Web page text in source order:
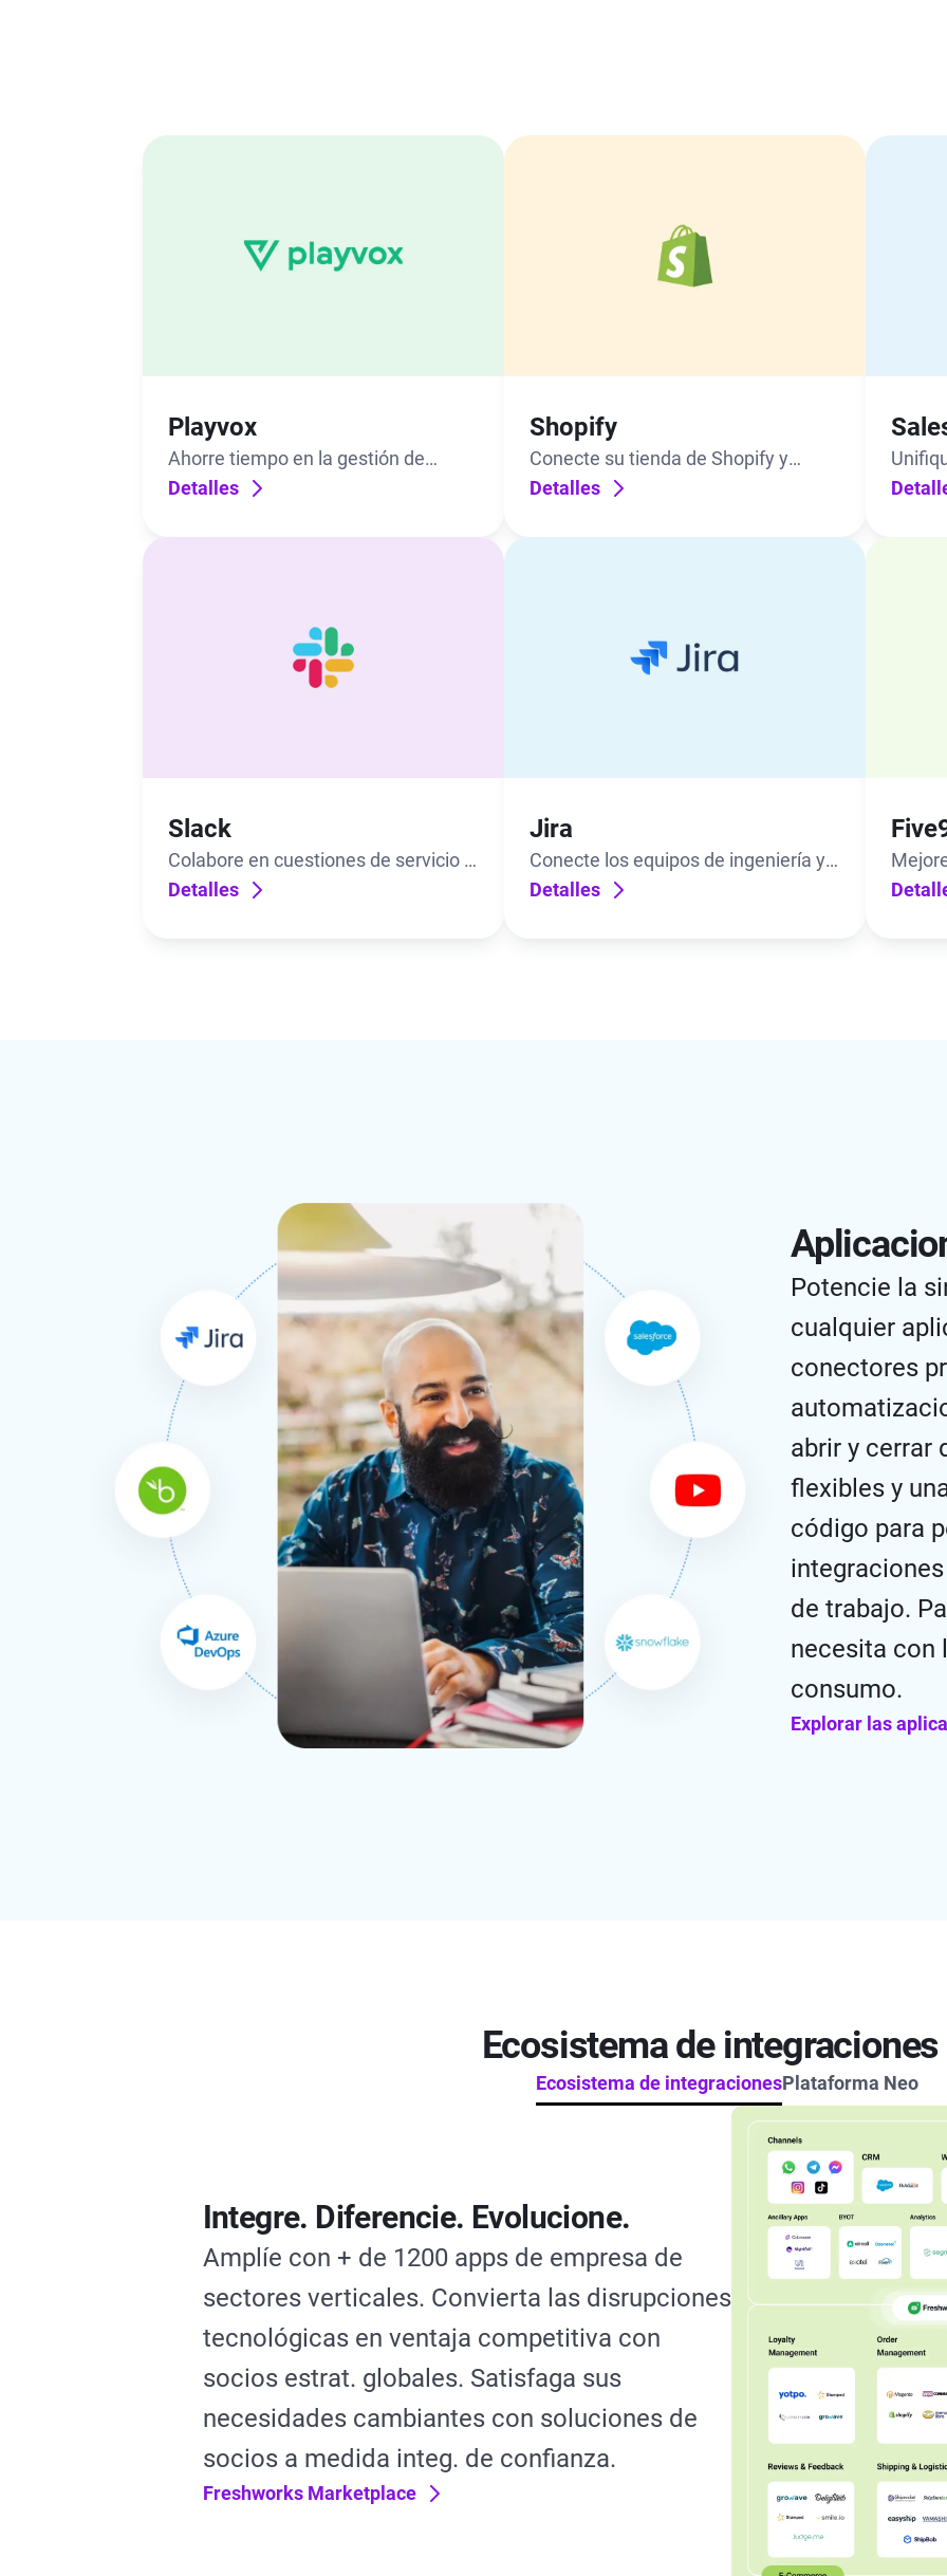
Playvox
Ahorre tiempo en la gestión de
equipos con Playvox integrado a su
Detalles
Shopify
Conecte su tienda de Shopify y
comuníquese con los clientes desde
Detalles
Slack
Colabore en cuestiones de servicio al
cliente vía Slack, sin cambiar de
Detalles
Jira
Conecte los equipos de ingeniería y
soporte con una vista conjunta de
Detalles
Potencie la
cualquier
conectores
abrir y cerrar
flexibles y
código para
de trabajo.
necesita con
consumo.
Explorar las
Ecosistema de integraciones
Ecosistema de integracionesPlataforma Neo
Integre. Diferencie. Evolucione.
Amplíe con + de 1200 apps de empresa de
sectores verticales. Convierta las disrupciones
tecnológicas en ventaja competitiva con
socios estrat. globales. Satisfaga sus
necesidades cambiantes con soluciones de
socios a medida integ. de confianza.
Freshworks Marketplace